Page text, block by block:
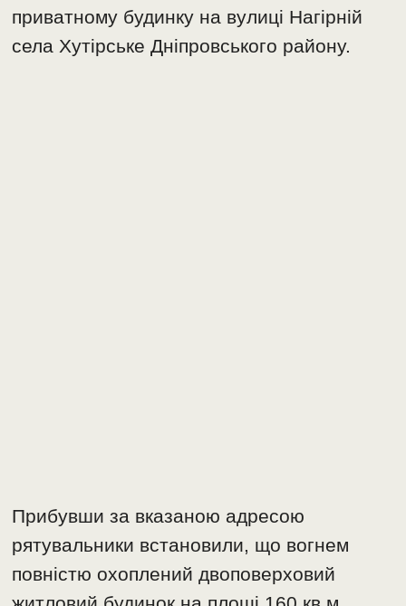
приватному будинку на вулиці Нагірній
села Хутірське Дніпровського району.
Прибувши за вказаною адресою
рятувальники встановили, що вогнем
повністю охоплений двоповерховий